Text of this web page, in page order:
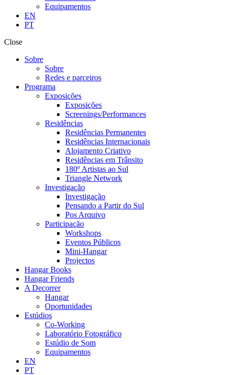
Equipamentos
EN
PT
Close
Sobre
Sobre
Redes e parceiros
Programa
Exposições
Exposições
Screenings/Performances
Residências
Residências Permanentes
Residências Internacionais
Alojamento Criativo
Residências em Trânsito
180º Artistas ao Sul
Triangle Network
Investigação
Investigação
Pensando a Partir do Sul
Pos Arquivo
Participação
Workshops
Eventos Públicos
Mini-Hangar
Projectos
Hangar Books
Hangar Friends
A Decorrer
Hangar
Oportunidades
Estúdios
Co-Working
Laboratório Fotográfico
Estúdio de Som
Equipamentos
EN
PT